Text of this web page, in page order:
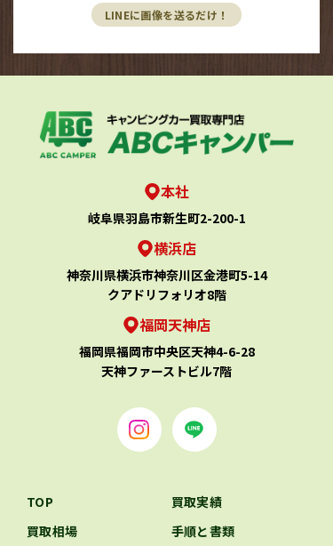
LINEに画像を送るだけ！
本社
岐阜県羽島市新生町2-200-1
横浜店
神奈川県横浜市神奈川区金港町5-14
クアドリフォリオ8階
福岡天神店
福岡県福岡市中央区天神4-6-28
天神ファーストビル7階
TOP
買取実績
買取相場
手順と書類